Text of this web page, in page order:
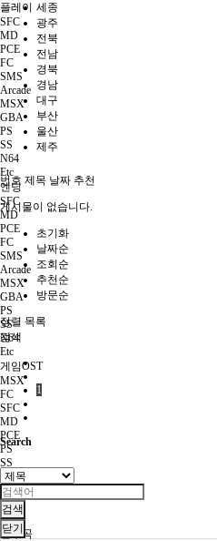
플레이
SFC
MD
PCE
FC
SMS
Arcade
MSX
GBA
PS
SS
N64
Etc
엔딩
SFC
MD
PCE
FC
SMS
Arcade
MSX
GBA
PS
SS
N64
Etc
게임OST
MSX
FC
SFC
MD
PCE
PS
SS
N64
Arcade
모음
Etc
연주곡
세종
광주
전북
전남
경북
경남
대구
부산
울산
제주
번호 제목 날짜 추천
게시물이 없습니다.
초기화
날짜순
조회순
추천순
방문순
정렬 목록
검색
1
Search
검색
닫기